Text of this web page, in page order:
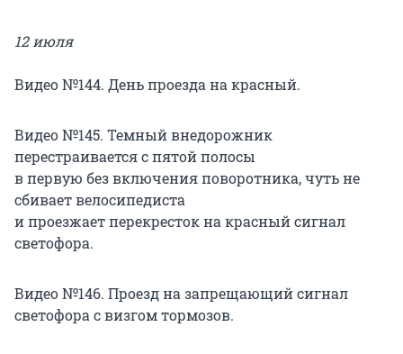
12 июля
Видео №144. День проезда на красный.
Видео №145. Темный внедорожник
перестраивается с пятой полосы
в первую без включения поворотника, чуть не
сбивает велосипедиста
и проезжает перекресток на красный сигнал
светофора.
Видео №146. Проезд на запрещающий сигнал
светофора с визгом тормозов.